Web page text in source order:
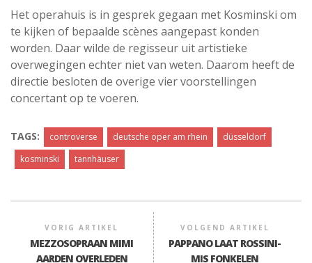
Het operahuis is in gesprek gegaan met Kosminski om
te kijken of bepaalde scènes aangepast konden
worden. Daar wilde de regisseur uit artistieke
overwegingen echter niet van weten. Daarom heeft de
directie besloten de overige vier voorstellingen
concertant op te voeren.
TAGS: controverse deutsche oper am rhein
düsseldorf
kosminski
tannhäuser
VORIG ARTIKEL
MEZZOSOPRAAN MIMI
AARDEN OVERLEDEN
VOLGEND ARTIKEL
PAPPANO LAAT ROSSINI-
MIS FONKELEN